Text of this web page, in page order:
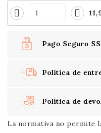
Pago Seguro
Política de
Política de
La normativa no permite